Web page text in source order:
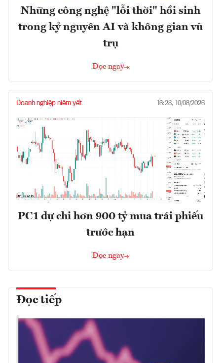
Những công nghệ "lỗi thời" hồi sinh
trong kỷ nguyên AI và không gian vũ
trụ
Đọc ngay
Doanh nghiệp niêm yết 16:28, 10/08/2026
PC1 dự chi hơn 900 tỷ mua trái phiếu
trước hạn
Đọc ngay
Đọc tiếp